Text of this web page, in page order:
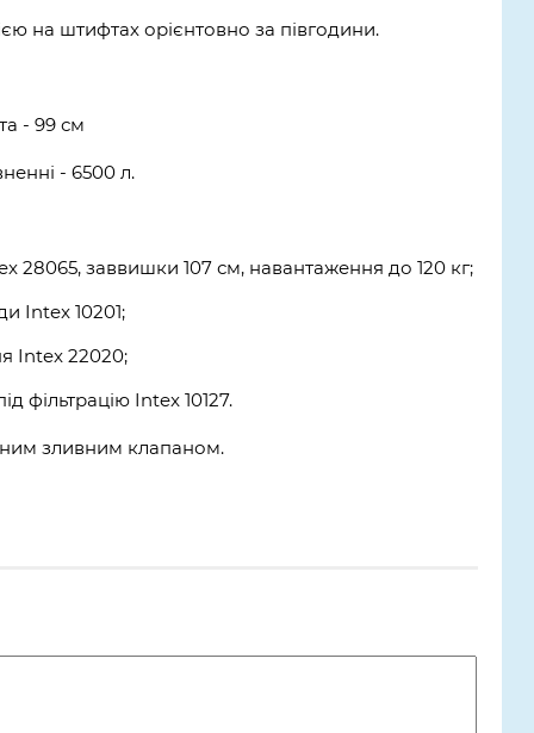
на штифтах орієнтовно за півгодини.
- 99 см
- 6500 л.
28065, заввишки 107 см, навантаження до 120 кг;
Intex 10201;
Intex 22020;
фільтрацію Intex 10127.
зливним клапаном.